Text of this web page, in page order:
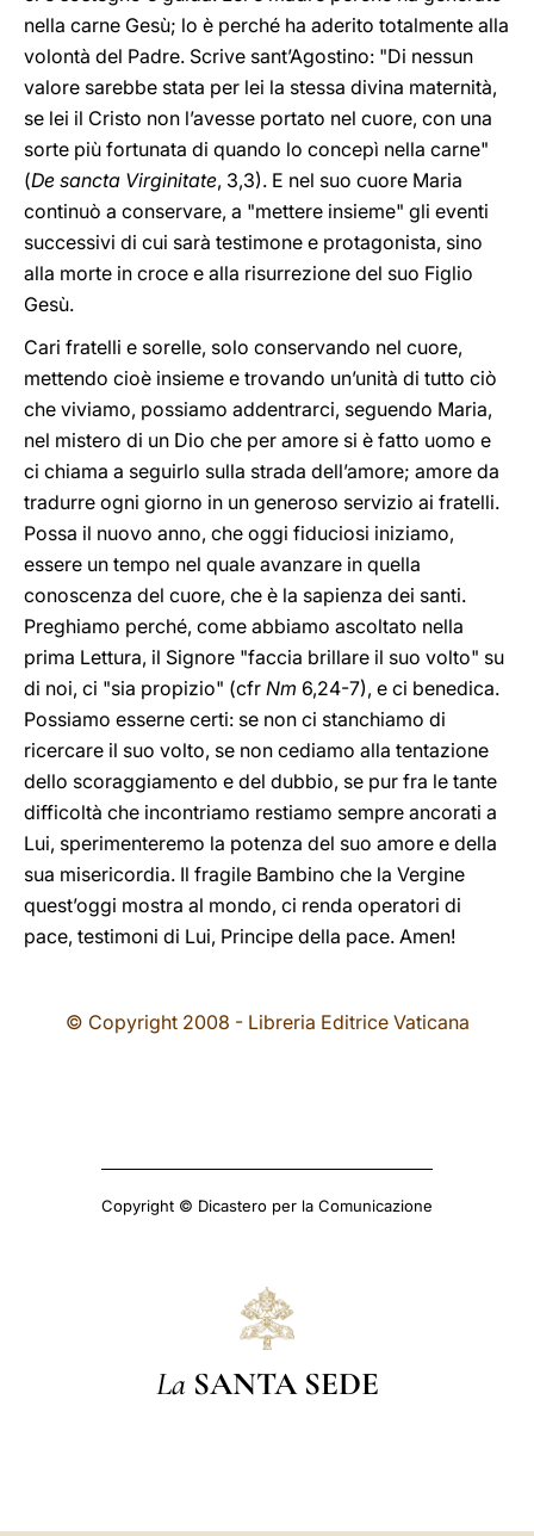
nella carne Gesù; lo è perché ha aderito totalmente alla
volontà del Padre. Scrive sant’Agostino: "Di nessun
valore sarebbe stata per lei la stessa divina maternità,
se lei il Cristo non l’avesse portato nel cuore, con una
sorte più fortunata di quando lo concepì nella carne"
(De sancta Virginitate, 3,3). E nel suo cuore Maria
continuò a conservare, a "mettere insieme" gli eventi
successivi di cui sarà testimone e protagonista, sino
alla morte in croce e alla risurrezione del suo Figlio
Gesù.
Cari fratelli e sorelle, solo conservando nel cuore,
mettendo cioè insieme e trovando un’unità di tutto ciò
che viviamo, possiamo addentrarci, seguendo Maria,
nel mistero di un Dio che per amore si è fatto uomo e
ci chiama a seguirlo sulla strada dell’amore; amore da
tradurre ogni giorno in un generoso servizio ai fratelli.
Possa il nuovo anno, che oggi fiduciosi iniziamo,
essere un tempo nel quale avanzare in quella
conoscenza del cuore, che è la sapienza dei santi.
Preghiamo perché, come abbiamo ascoltato nella
prima Lettura, il Signore "faccia brillare il suo volto" su
di noi, ci "sia propizio" (cfr Nm 6,24-7), e ci benedica.
Possiamo esserne certi: se non ci stanchiamo di
ricercare il suo volto, se non cediamo alla tentazione
dello scoraggiamento e del dubbio, se pur fra le tante
difficoltà che incontriamo restiamo sempre ancorati a
Lui, sperimenteremo la potenza del suo amore e della
sua misericordia. Il fragile Bambino che la Vergine
quest’oggi mostra al mondo, ci renda operatori di
pace, testimoni di Lui, Principe della pace. Amen!
© Copyright 2008 - Libreria Editrice Vaticana
Copyright © Dicastero per la Comunicazione
La SANTA SEDE